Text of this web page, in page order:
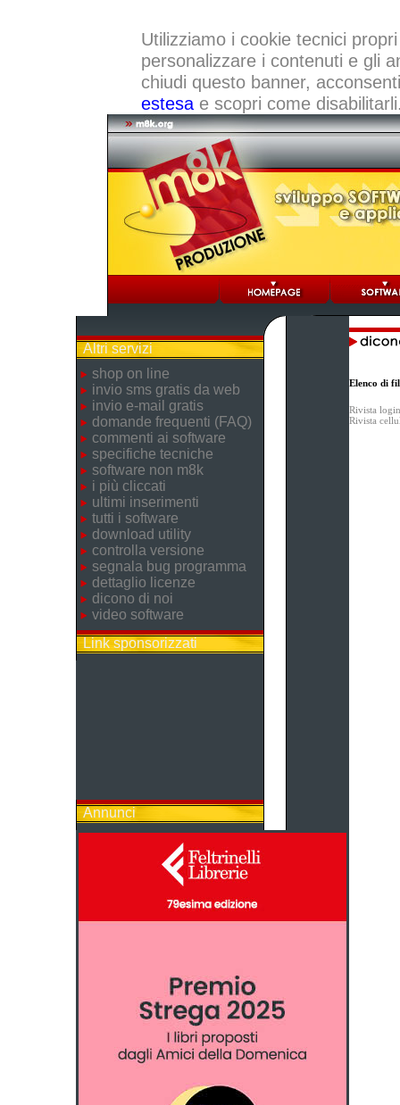
Utilizziamo i cookie tecnici
personalizzare i contenuti e gli
chiudi questo banner,
estesae scopri come
Altri servizi
shop on line
invio sms gratis da web
invio e-mail gratis
domande frequenti (FAQ)
commenti ai software
specifiche tecniche
software non m8k
i più cliccati
ultimi inserimenti
tutti i software
download utility
controlla versione
segnala bug programma
dettaglio licenze
dicono di noi
video software
Link sponsorizzati
Annunci
Elenco di
Rivista
Rivista